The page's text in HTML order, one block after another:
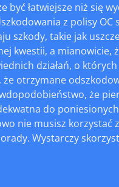
być łatwiejsze niż się
z polisy
szkody, takie jak
kwestii, a mianowicie,
działań, o
otrzymane
że
do
nie musisz korzystać
Wystarczy